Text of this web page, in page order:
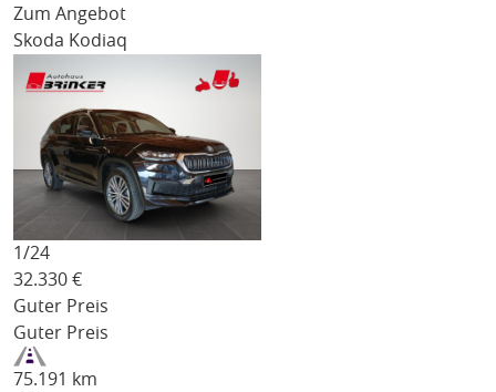
Zum Angebot
Skoda Kodiaq
1/24
32.330 €
Guter Preis
Guter Preis
75.191 km